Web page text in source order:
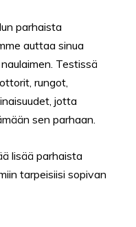
parhaista
auttaa sinua
Testissä
rungot,
jotta
sen parhaan.
lisää parhaista
tarpeisiisi sopivan